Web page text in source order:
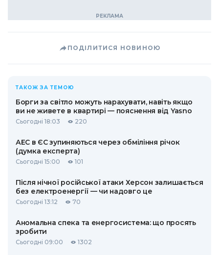
ПОДІЛИТИСЯ НОВИНОЮ
ТАКОЖ ЗА ТЕМОЮ
Борги за світло можуть нарахувати, навіть якщо
ви не живете в квартирі — пояснення від Yasno
Сьогодні 18:03 220
АЕС в ЄС зупиняються через обміління річок
(думка експерта)
Сьогодні 15:00 101
Після нічної російської атаки Херсон залишається
без електроенергії — чи надовго це
Сьогодні 13:12 70
Аномальна спека та енергосистема: що просять
зробити
Сьогодні 09:00 1302